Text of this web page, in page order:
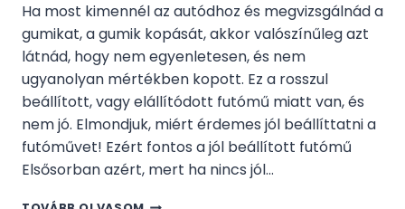
Ha most kimennél az autódhoz és megvizsgálnád a
gumikat, a gumik kopását, akkor valószínűleg azt
látnád, hogy nem egyenletesen, és nem
ugyanolyan mértékben kopott. Ez a rosszul
beállított, vagy elállítódott futómű miatt van, és
nem jó. Elmondjuk, miért érdemes jól beállíttatni a
futóművet! Ezért fontos a jól beállított futómű
Elsősorban azért, mert ha nincs jól…
EZÉRT